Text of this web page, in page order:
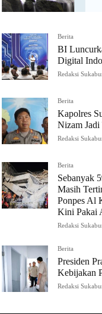
Berita
BI
Digital
Redaksi
Berita
Kapolres
Nizam Jadi
Redaksi
Berita
Sebanyak
Masih
Ponpes Al
Kini Pakai
Redaksi
Berita
Presiden
Kebijakan
Redaksi